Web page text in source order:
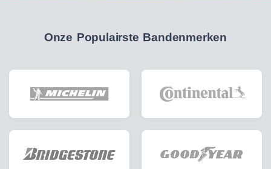
Onze Populairste Bandenmerken